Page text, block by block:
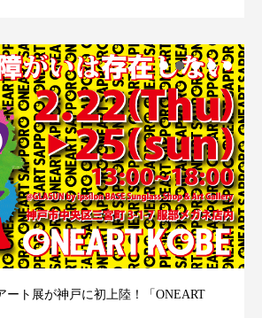
ート展が神戸に初上陸！「ONEART